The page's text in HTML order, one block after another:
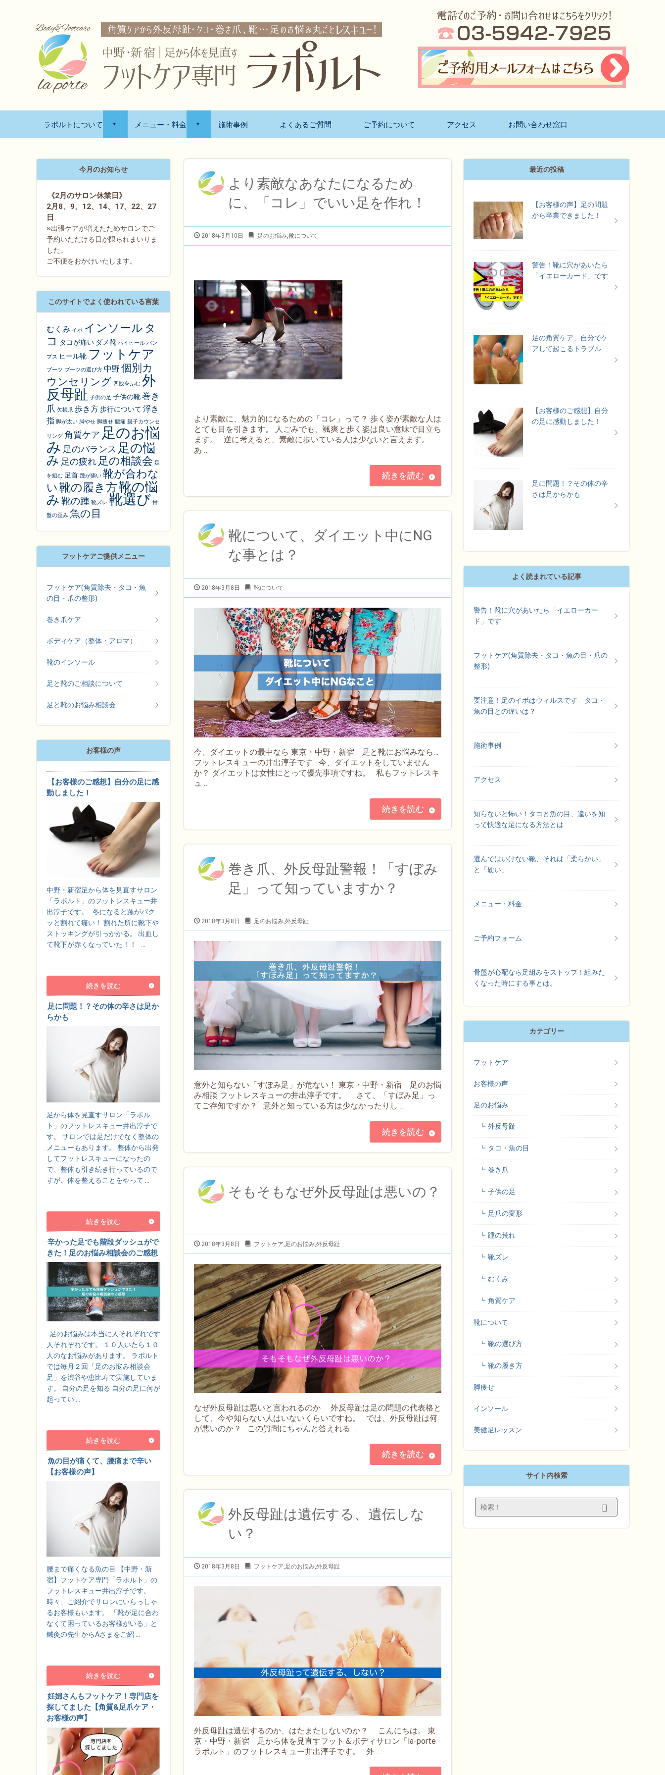
ラポルトについて d メニュー・料金 d 施術事例 よくあるご質問 ご予約について アクセス お問い合わせ窓口
より素敵なあなたになるため
に、「コレ」でいい足を作れ！
2018年3月10日 足のお悩み,靴について
より素敵に、魅力的になるための「コレ」って？ 歩く姿が素敵な人は
とても目を引きます。 人ごみでも、颯爽と歩く姿は良い意味で目立ち
ます。 逆に考えると、素敵に歩いている人は少ないと言えます。
あ …
続きを読む
靴について、ダイエット中にNG
な事とは？
2018年3月8日 靴について
今、ダイエットの最中なら 東京・中野・新宿 足と靴にお悩みなら…
フットレスキューの井出淳子です 今、ダイエットをしていません
か？ ダイエットは女性にとって優先事項ですね。 私もフットレスキ
ュ …
続きを読む
巻き爪、外反母趾警報！「すぼみ
足」って知っていますか？
2018年3月8日 足のお悩み,外反母趾
意外と知らない「すぼみ足」が危ない！ 東京・中野・新宿 足のお悩
み相談 フットレスキューの井出淳子です。 さて、「すぼみ足」っ
てご存知ですか？ 意外と知っている方は少なかったりし …
続きを読む
そもそもなぜ外反母趾は悪いの？
2018年3月8日 フットケア 足のお悩み 外反母趾
なぜ外反母趾は悪いと言われるのか 外反母趾は足の問題の代表格と
して、今や知らない人はいないくらいですね。 では、外反母趾は何
が悪いのか？ この質問にちゃんと答えれる …
続きを読む
外反母趾は遺伝する、遺伝しな
い？
2018年3月8日 フットケア,足のお悩み,外反母趾
外反母趾は遺伝するのか、はたまたしないのか？ こんにちは。 東
京・中野・新宿 足から体を見直すフット＆ボディサロン「la-porte
ラポルト」のフットレスキュー井出淳子です。 外 …
今月のお知らせ
《2月のサロン休業日》
2月8、9、12、14、17、22、27
日
※出張ケアが増えたためサロンでご
予約いただける日が限られまいりま
した。
ご不便をおかけいたします。
このサイトでよく使われている言葉
むくみ イボ インソール タ
コ
タコが痛い ダメ靴 ハイヒール パン
プス ヒール靴 フットケア
ブーツ ブーツの選び方 中野 個別カ
ウンセリング 四股をふむ 外
反母趾 子供の足 子供の靴巻き
爪 欠損爪 歩き方歩行について 浮き
指 脚が太い 脚やせ 脚痩せ 腰痛 親子カウンセ
リング 角質ケア 足のお悩
み 足のバランス 足の悩
み 足の疲れ 足の相談会 足
を組む 足首 踵が痛い 靴が合わな
い 靴の履き方靴の悩
み 靴の踵 靴ズレ 靴選び 骨
盤の歪み 魚の目
フットケアご提供メニュー
フットケア(角質除去・タコ・魚
の目・爪の整形)
巻き爪ケア
ボディケア（整体・アロマ）
靴のインソール
足と靴のご相談について
足と靴のお悩み相談会
お客様の声
【お客様のご感想】自分の足に感
動しました！
中野・新宿足から体を見直すサロン
「ラポルト」のフットレスキュー井
出淳子です。 冬になると踵がパク
ッと割れて痛い！ 割れた所に靴下や
ストッキングが引っかかる。 出血し
て靴下が赤くなっていた！！ …
続きを読む
足に問題！？その体の辛さは足か
らかも
足から体を見直すサロン「ラポル
ト」のフットレスキュー井出淳子で
す。 サロンでは足だけでなく整体の
メニューもあります。 整体から出発
してフットレスキューになったの
で、整体も引き続き行っているので
すが、体を整えることをやって …
続きを読む
辛かった足でも階段ダッシュがで
きた！足のお悩み相談会のご感想
足のお悩みは本当に人それぞれです
人それぞれです。 １０人いたら１０
人のなお悩みがあります。 ラポルト
では毎月２回「足のお悩み相談会
足」を渋谷や恵比寿で実施していま
す。 自分の足を知る 自分の足に何が
起ってい …
続きを読む
魚の目が痛くて、腰痛まで辛い
【お客様の声】
腰まで痛くなる魚の目 【中野・新
宿】フットケア専門「ラポルト」の
フットレスキュー井出淳子です。
時々、ご紹介でサロンにいらっしゃ
るお客様もいます。 「靴が足に合わ
なくて困っているお客様がいる」と
鍼灸の先生からAさまをご紹 …
続きを読む
妊婦さんもフットケア！専門店を
探してました【角質&足爪ケア・
お客様の声】
最近の投稿
【お客様の声】足の問題
から卒業できました！
警告！靴に穴があいたら
「イエローカード」です
足の角質ケア、自分でケ
アして起こるトラブル
【お客様のご感想】自分
の足に感動しました！
足に問題！？その体の辛
さは足からかも
よく読まれている記事
警告！靴に穴があいたら「イエローカー
ド」です
フットケア(角質除去・タコ・魚の目・爪の
整形)
要注意！足のイボはウィルスです タコ・
魚の目との違いは？
施術事例
アクセス
知らないと怖い！タコと魚の目、違いを知
って快適な足になる方法とは
選んではいけない靴、それは「柔らかい」
と「硬い」
メニュー・料金
ご予約フォーム
骨盤が心配なら足組みをストップ！組みた
くなった時にする事とは。
カテゴリー
フットケア
お客様の声
足のお悩み
外反母趾
タコ・魚の目
巻き爪
子供の足
足爪の変形
踵の荒れ
靴ズレ
むくみ
角質ケア
靴について
靴の選び方
靴の履き方
脚痩せ
インソール
美健足レッスン
サイト内検索